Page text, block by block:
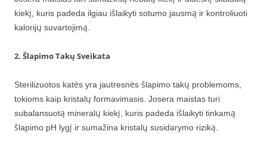
kiekį, kuris padeda ilgiau išlaikyti sotumo jausmą ir kontroliuoti
kalorijų suvartojimą.
2. Šlapimo Takų Sveikata
Sterilizuotos katės yra jautresnės šlapimo takų problemoms,
tokioms kaip kristalų formavimasis. Josera maistas turi
subalansuotą mineralų kiekį, kuris padeda išlaikyti tinkamą
šlapimo pH lygį ir sumažina kristalų susidarymo riziką.